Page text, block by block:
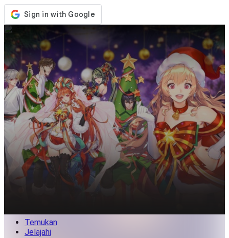
Toko
Acara
Pembaruan
Berita
Indonesia
Masuk / Daftar
Temukan
Jelajahi